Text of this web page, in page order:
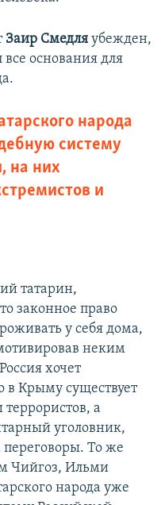
Заир Смедля убежден,
основания для
народа
систему
на них
и
татарин,
законное право
у себя дома,
неким
хочет
в Крыму существует
террористов, а
уголовник,
То же
Чийгоз, Ильми
народа уже